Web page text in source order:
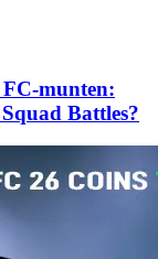
FC-munten:
Battles?